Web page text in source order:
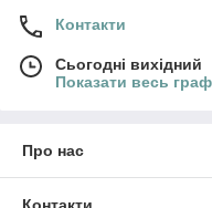
Контакти
Сьогодні вихідний
Показати весь
Про нас